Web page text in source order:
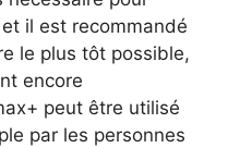
il est recommandé
le plus tôt possible,
encore
peut être utilisé
par les personnes